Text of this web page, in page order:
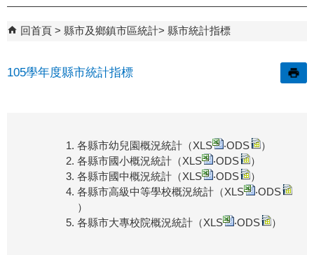
回首頁 縣市及鄉鎮市區統計 縣市統計指標
105學年度縣市統計指標
各縣市幼兒園概況統計（XLS ‧ODS
）
各縣市國小概況統計（XLS ‧ODS
）
各縣市國中概況統計（XLS ‧ODS
）
各縣市高級中等學校概況統計（XLS ‧ODS
）
各縣市大專校院概況統計（XLS ‧ODS ）